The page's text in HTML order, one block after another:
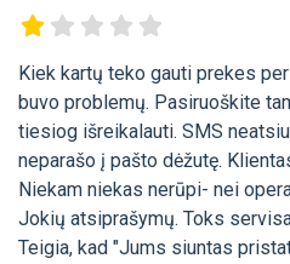
Kiek kartų teko gauti prekes
buvo problemų. Pasiruoškite
tiesiog išreikalauti. SMS
neparašo į pašto dėžutę.
Niekam niekas nerūpi- nei
Jokių atsiprašymų. Toks
Teigia, kad "Jums siuntas